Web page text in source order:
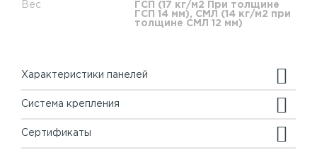
Вес
ГСП (17 кг/м2 При толщине
ГСП 14 мм), СМЛ (14 кг/м2 при
толщине СМЛ 12 мм)
Характеристики панелей
Система крепления
Сертификаты